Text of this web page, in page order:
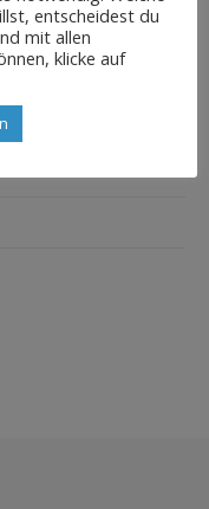
entscheidest du
mit allen
klicke auf